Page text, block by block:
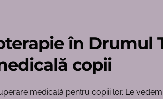
în Drumul
copii
medicală pentru copiii lor. Le